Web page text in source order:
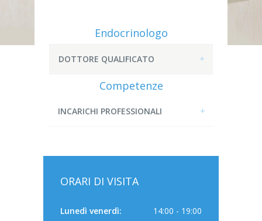
Endocrinologo
DOTTORE QUALIFICATO
Competenze
INCARICHI PROFESSIONALI
ORARI DI VISITA
Lunedì venerdì: 14:00 - 19:00